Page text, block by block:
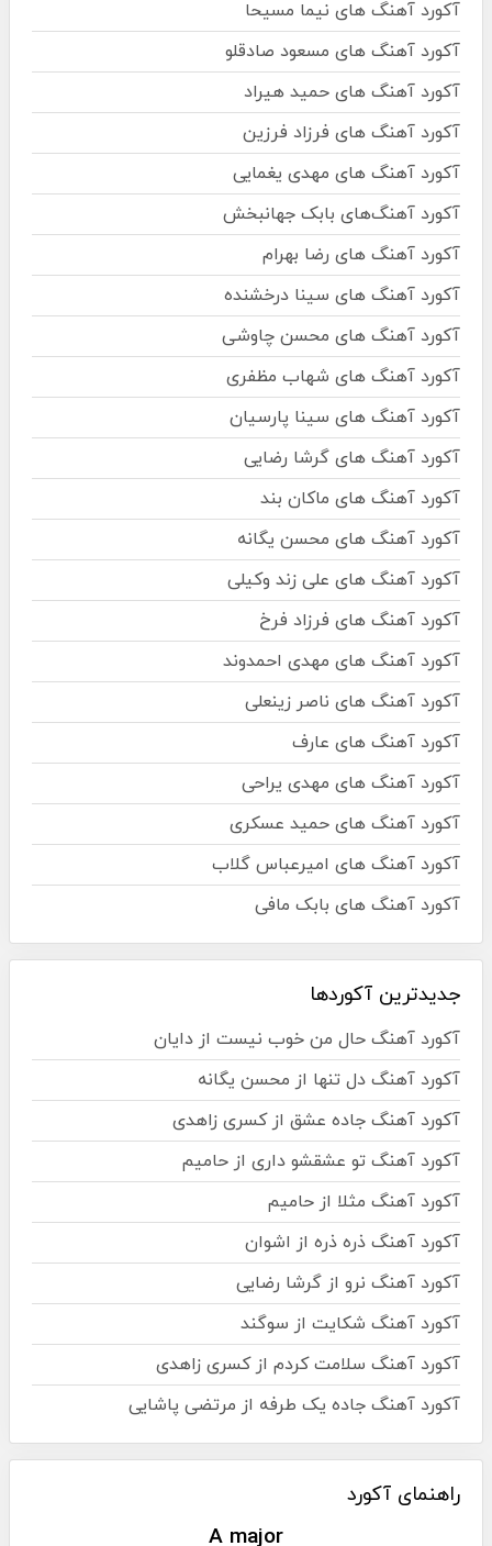
آکورد آهنگ های نیما مسیحا
آکورد آهنگ های مسعود صادقلو
آکورد آهنگ های حمید هیراد
آکورد آهنگ های فرزاد فرزین
آکورد آهنگ های مهدی یغمایی
آکورد آهنگ‌های بابک جهانبخش
آکورد آهنگ های رضا بهرام
آکورد آهنگ های سینا درخشنده
آکورد آهنگ های محسن چاوشی
آکورد آهنگ های شهاب مظفری
آکورد آهنگ های سینا پارسیان
آکورد آهنگ های گرشا رضایی
آکورد آهنگ های ماکان بند
آکورد آهنگ های محسن یگانه
آکورد آهنگ های علی زند وکیلی
آکورد آهنگ های فرزاد فرخ
آکورد آهنگ های مهدی احمدوند
آکورد آهنگ های ناصر زینعلی
آکورد آهنگ های عارف
آکورد آهنگ های مهدی یراحی
آکورد آهنگ های حمید عسکری
آکورد آهنگ های امیرعباس گلاب
آکورد آهنگ های بابک مافی
جدیدترین آکوردها
آکورد آهنگ حال من خوب نیست از دایان
آکورد آهنگ دل تنها از محسن یگانه
آکورد آهنگ جاده عشق از کسری زاهدی
آکورد آهنگ تو عشقشو داری از حامیم
آکورد آهنگ مثلا از حامیم
آکورد آهنگ ذره ذره از اشوان
آکورد آهنگ نرو از گرشا رضایی
آکورد آهنگ شکایت از سوگند
آکورد آهنگ سلامت کردم از کسری زاهدی
آکورد آهنگ جاده یک طرفه از مرتضی پاشایی
راهنمای آکورد
A major